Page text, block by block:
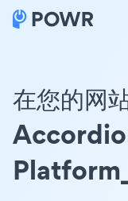
在您的网